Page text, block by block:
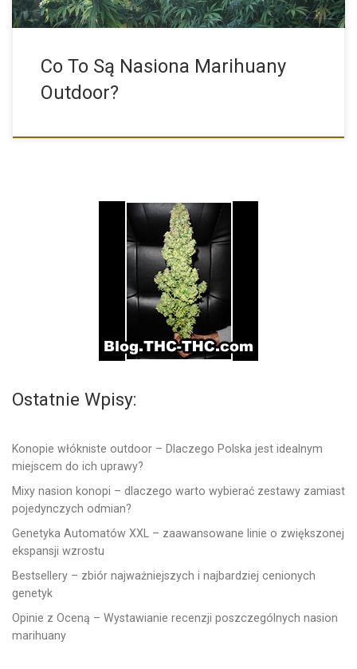
Co To Są Nasiona Marihuany
Outdoor?
Ostatnie Wpisy:
Konopie włókniste outdoor – Dlaczego Polska jest idealnym
miejscem do ich uprawy?
Mixy nasion konopi – dlaczego warto wybierać zestawy zamiast
pojedynczych odmian?
Genetyka Automatów XXL – zaawansowane linie o zwiększonej
ekspansji wzrostu
Bestsellery – zbiór najważniejszych i najbardziej cenionych
genetyk
Opinie z Oceną – Wystawianie recenzji poszczególnych nasion
marihuany